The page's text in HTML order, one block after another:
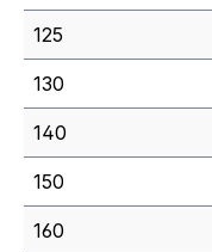
125
130
140
150
160